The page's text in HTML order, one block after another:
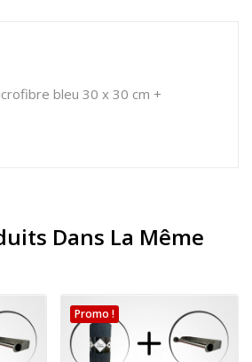
bleu 30 x 30 cm +
Dans La Même
Promo !